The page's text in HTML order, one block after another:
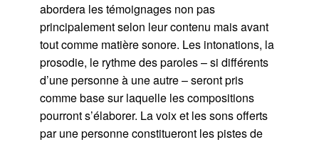
abordera les témoignages non pas
principalement selon leur contenu mais avant
tout comme matière sonore. Les intonations, la
prosodie, le rythme des paroles – si différents
d’une personne à une autre – seront pris
comme base sur laquelle les compositions
pourront s’élaborer. La voix et les sons offerts
par une personne constitueront les pistes de